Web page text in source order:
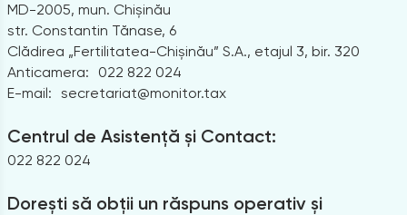
MD-2005, mun. Chișinău
str. Constantin Tănase, 6
Clădirea „Fertilitatea-Chișinău” S.A., etajul 3, bir. 320
Anticamera:
022 822 024
E-mail: secretariat@monitor.tax
Centrul de Asistență și Contact:
022 822 024
Dorești să obții un răspuns operativ și